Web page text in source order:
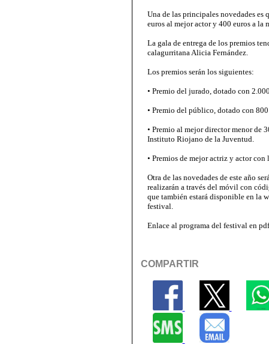
Una de las principales novedades es
euros al mejor actor y 400 euros a la
La gala de entrega de los premios
calagurritana Alicia Fernández.
Los premios serán los siguientes:
• Premio del jurado, dotado con
• Premio del público, dotado con
• Premio al mejor director menor de
Instituto Riojano de la Juventud.
• Premios de mejor actriz y actor
Otra de las novedades de este año
realizarán a través del móvil con
que también estará disponible en la
festival.
Enlace al programa del festival en
COMPARTIR